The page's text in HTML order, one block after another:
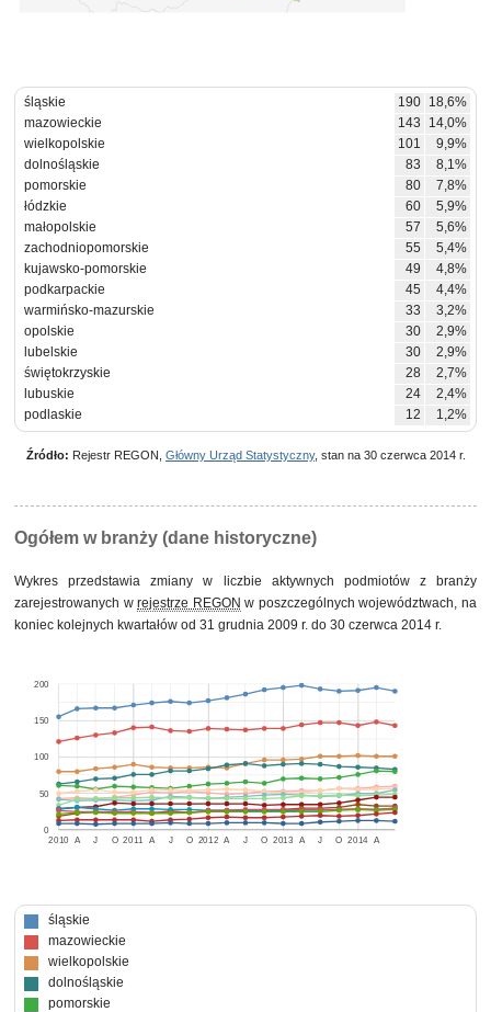
śląskie 190 18,6%
mazowieckie
143
14,0%
wielkopolskie
101
9,9%
dolnośląskie
83
8,1%
pomorskie
80
7,8%
łódzkie
60
5,9%
małopolskie
57
5,6%
zachodniopomorskie
55
5,4%
kujawsko-pomorskie
49
4,8%
podkarpackie
45
4,4%
warmińsko-mazurskie
33
3,2%
opolskie
30
2,9%
lubelskie
30
2,9%
świętokrzyskie
28
2,7%
lubuskie
24
2,4%
podlaskie
12 1,2%
Źródło: Rejestr REGON, Główny Urząd Statystyczny, stan na 30 czerwca 2014 r.
Ogółem w branży (dane historyczne)
Wykres przedstawia zmiany w liczbie aktywnych podmiotów z branży
zarejestrowanych wrejestrze REGON w poszczególnych województwach, na
koniec kolejnych kwartałów od 31 grudnia 2009 r. do 30 czerwca 2014 r.
2010 2011 2012 2013 2014
A J O A J O A J O A J O A
0
50
100
150
200
śląskie
mazowieckie
wielkopolskie
dolnośląskie
pomorskie